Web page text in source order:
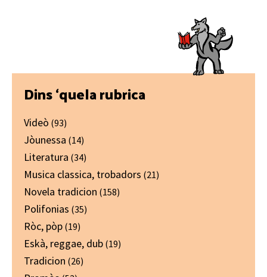
Primary
Sidebar
Dins ‘quela rubrica
Videò (93)
Jòunessa (14)
Literatura (34)
Musica classica, trobadors (21)
Novela tradicion (158)
Polifonias (35)
Ròc, pòp (19)
Eskà, reggae, dub (19)
Tradicion (26)